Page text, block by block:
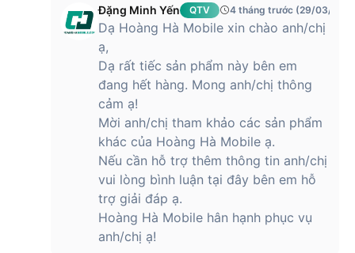
Màn hình Infinix Note 50 mang đến trải nghiệm
hiển thị đỉnh cao trong tầm giá
Màn hình luôn là một trong những yếu tố quan trọng quyết
định trải nghiệm sử dụng của smartphone, và chiếc điện
thoại không làm người dùng thất vọng khi được trang bị màn
hình AMOLED rộng 6.78 inch với độ phân giải Full HD+
(1080x2436 pixel).
Điểm ấn tượng hơn nữa là với tần số quét cao 144Hz, mọi
thao tác vuốt chạm, cuộn trang hay chuyển cảnh trong game
đều cực kỳ mượt mà và nhanh nhạy, mang lại trải nghiệm sử
dụng rất “đã mắt” và hiện đại.
Ngoài ra, điện thoại còn sở hữu tỉ lệ lấy mẫu cảm ứng lên đến
2160Hz, tức là tốc độ cảm ứng được phản hồi gần như ngay
Đặng Minh Yến QTV 4 tháng trước (29/03/
Dạ Hoàng Hà Mobile xin chào anh/chị
ạ,
Dạ rất tiếc sản phẩm này bên em
đang hết hàng. Mong anh/chị thông
cảm ạ!
Mời anh/chị tham khảo các sản phẩm
khác của Hoàng Hà Mobile ạ.
Nếu cần hỗ trợ thêm thông tin anh/chị
vui lòng bình luận tại đây bên em hỗ
trợ giải đáp ạ.
Hoàng Hà Mobile hân hạnh phục vụ
anh/chị ạ!